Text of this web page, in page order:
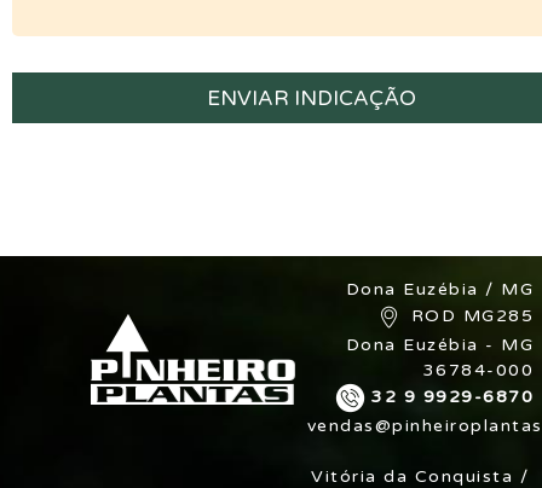
Dona Euzébia / MG
ROD MG285
Dona Euzébia - MG
36784-000
32 9 9929-6870
Vitória da Conquista /